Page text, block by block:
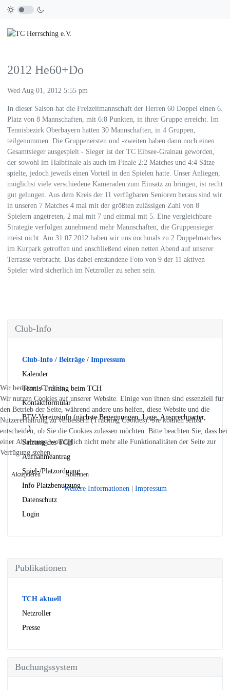
2012 He60+Do
Wed Aug 01, 2012 5:55 pm
In dieser Saison hat die Freizeitmannschaft der Herren 60 Doppel einen 6.
Platz von 8 Mannschaften, mit 6:8 Punkten, in ihrer Gruppe erreicht. Im
Tennisbezirk Oberbayern hatten 30 Mannschaften, in 4 Gruppen,
teilgenommen. Die Gruppenersten und -zweiten haben dann noch einen
Gesamtsieger ausgespielt - Sieger ist der TC Eibsee-Grainau geworden,
der sowohl im Halbfinale als auch im Finale 2:2 Matches und 4:4 Sätze
spielte, jedoch jeweils einen Vorteil in den Spielen hatte. Unser Anliegen,
möglichst viele verschiedene Kameraden zum Einsatz zu bringen, ist recht
gut gelungen. Aus dem Kreis der 11 verfügbaren Senioren heraus sind wir
in unseren 7 Matches 4 mal mit der größten zulässigen Zahl von 8
Spielern angetreten, 2 mal mit 7 und einmal mit 5. Eine vergleichbare
Strategie verfolgen zunehmend mehr Mannschaften, die Gruppensieger
meist nicht. Am 31.07.2012 haben wir uns nochmals zu 2 Doppelmatches
im Kurpark getroffen und anschließend einen netten Abend auf unserer
Terrasse verbracht. Das dabei entstandene Foto von 9 der 11 aktiven
Spieler wird sicherlich im Netzroller zu sehen sein.
Club-Info
Club-Info / Beiträge / Impressum
Kalender
Tennis-Training beim TCH
Kontaktformular
BTV-Vereinsinfo (nächste Begegnungen, Lage, Ansprechparter,
...)
Satzung des TCH
Aufnahmeantrag
Spiel-/Platzordnung
Info Platzbenutzung
Datenschutz
Login
Publikationen
TCH aktuell
Netzroller
Presse
Buchungssystem
Wir benutzen Cookies
Wir nutzen Cookies auf unserer Website. Einige von ihnen sind essenziell für
den Betrieb der Seite, während andere uns helfen, diese Website und die
Nutzererfahrung zu verbessern (Tracking Cookies). Sie können selbst
entscheiden, ob Sie die Cookies zulassen möchten. Bitte beachten Sie, dass bei
einer Ablehnung womöglich nicht mehr alle Funktionalitäten der Seite zur
Verfügung stehen.
Akzeptieren Ablehnen
Weitere Informationen Impressum